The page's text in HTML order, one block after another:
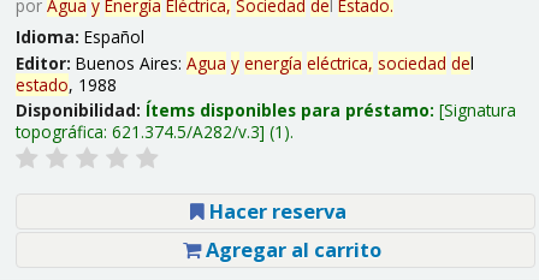
por Agua y Energía Eléctrica, Sociedad del Estado.
Idioma: Español
Editor: Buenos Aires: Agua y energía eléctrica, sociedad del
estado, 1988
Disponibilidad: Ítems disponibles para préstamo: Signatura
topográfica: 621.374.5/A282/v.3 (1).
Hacer reserva
Agregar al carrito